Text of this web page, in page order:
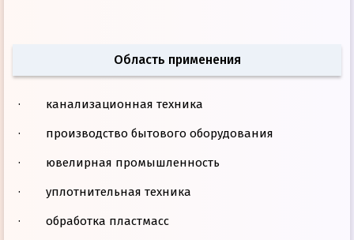
Область применения
· канализационная техника
· производство бытового оборудования
· ювелирная промышленность
· уплотнительная техника
· обработка пластмасс